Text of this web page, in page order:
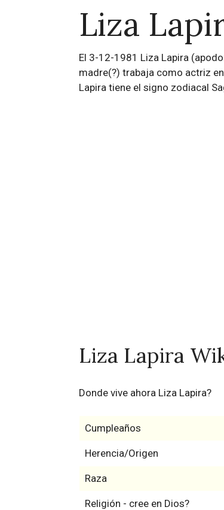
Liza
El 3-12-1981 Liza Lapira
madre(?) trabaja como actriz
Lapira tiene el signo zodiacal
Liza Lapira
Donde vive ahora Liza Lapira?
Cumpleaños
Herencia/Origen
Raza
Religión - cree en Dios?